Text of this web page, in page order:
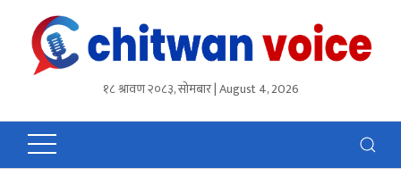
१८ श्रावण २०८३, सोमबार | August 4, 2026